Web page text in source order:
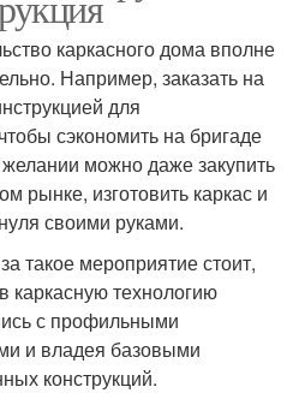
каркасного дома вполне
Например, заказать на
для
сэкономить на бригаде
можно даже закупить
рынке, изготовить каркас и
своими руками.
такое мероприятие стоит,
каркасную технологию
с профильными
и владея базовыми
конструкций.